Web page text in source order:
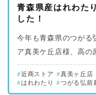
青森県産はれわた
した！
今年も青森県のつがる
ア真美ケ丘店様、高
近商ストア 真美ヶ丘店
はれわたり
つがる弘前